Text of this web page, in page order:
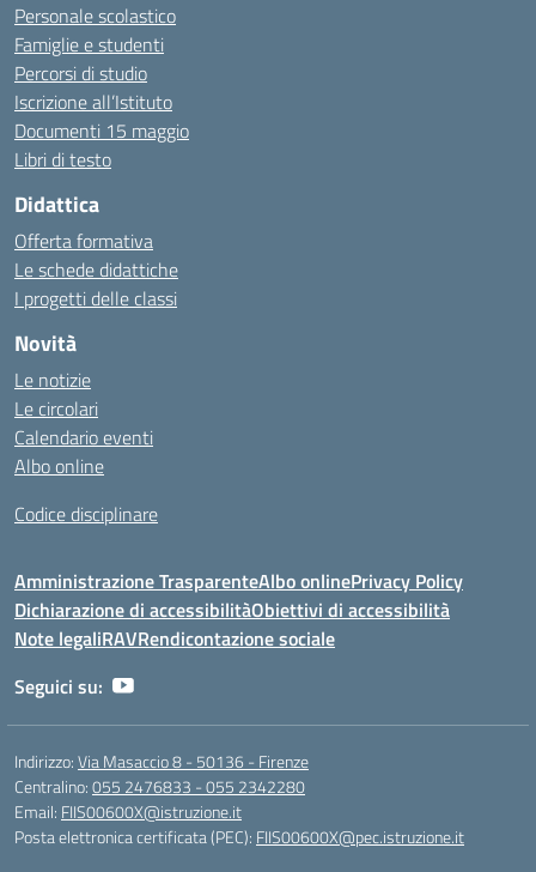
Personale scolastico
Famiglie e studenti
Percorsi di studio
Iscrizione all’Istituto
Documenti 15 maggio
Libri di testo
Didattica
Offerta formativa
Le schede didattiche
I progetti delle classi
Novità
Le notizie
Le circolari
Calendario eventi
Albo online
Codice disciplinare
Amministrazione TrasparenteAlbo onlinePrivacy Policy
Dichiarazione di accessibilitàObiettivi di accessibilità
Note legaliRAVRendicontazione sociale
Seguici su:
Indirizzo:Via Masaccio 8 - 50136 - Firenze
Centralino:055 2476833 - 055 2342280
Email: FIIS00600X@istruzione.it
Posta elettronica certificata (PEC): FIIS00600X@pec.istruzione.it